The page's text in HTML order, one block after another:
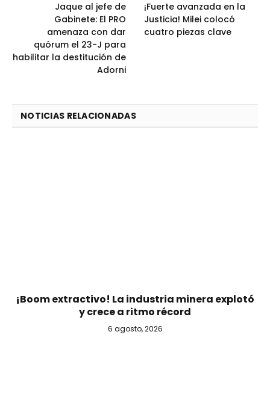
Jaque al jefe de
Gabinete: El PRO
amenaza con dar
quórum el 23-J para
habilitar la destitución de
Adorni
¡Fuerte avanzada en la
Justicia! Milei colocó
cuatro piezas clave
NOTICIAS RELACIONADAS
¡Boom extractivo! La industria minera explotó
y crece a ritmo récord
6 agosto, 2026